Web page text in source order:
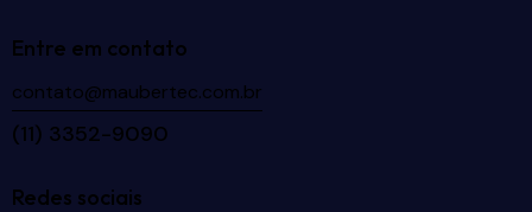
Entre em contato
contato@maubertec.com.br
(11) 3352-9090
Redes sociais